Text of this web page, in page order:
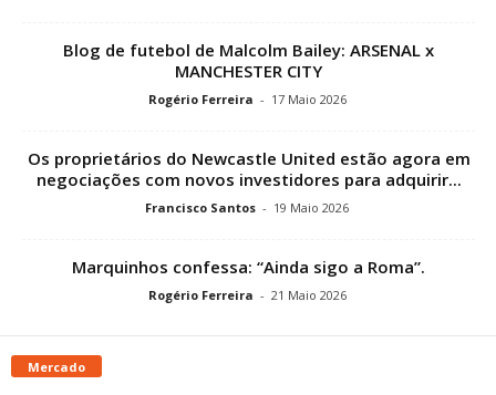
Blog de futebol de Malcolm Bailey: ARSENAL x
MANCHESTER CITY
Rogério Ferreira - 17 Maio 2026
Os proprietários do Newcastle United estão agora em
negociações com novos investidores para adquirir...
Francisco Santos - 19 Maio 2026
Marquinhos confessa: “Ainda sigo a Roma”.
Rogério Ferreira - 21 Maio 2026
Mercado